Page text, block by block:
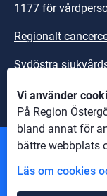
Vi använder
På Region
bland annat för
bättre webbplats
Läs om cookies
1177 för
Regionalt
Sydöstra
Information om